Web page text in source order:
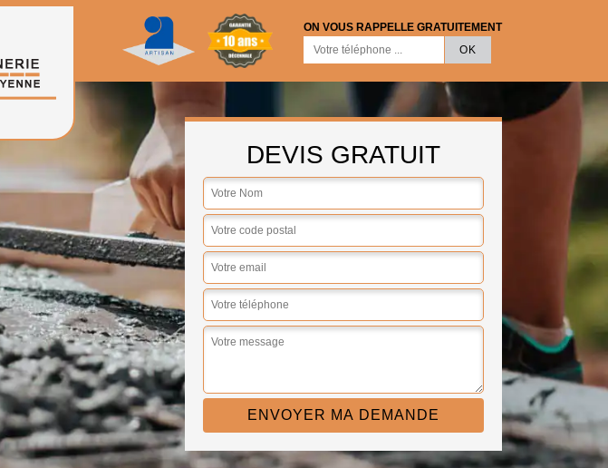
ON VOUS RAPPELLE GRATUITEMENT
DEVIS GRATUIT